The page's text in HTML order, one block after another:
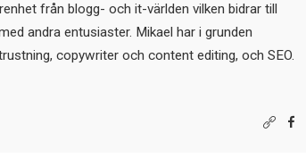
från blogg- och it-världen vilken bidrar till
andra entusiaster. Mikael har i grunden
copywriter och content editing, och SEO.